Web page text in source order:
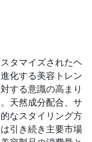
タマイズされたヘ
化する美容トレン
する意識の高まり
天然成分配合、サ
なスタイリング方
引き続き主要市場